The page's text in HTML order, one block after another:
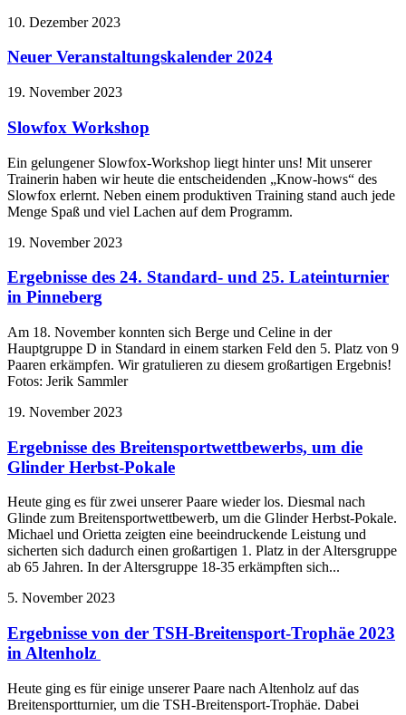
10. Dezember 2023
Neuer Veranstaltungskalender 2024
19. November 2023
Slowfox Workshop
Ein gelungener Slowfox-Workshop liegt hinter uns! Mit unserer
Trainerin haben wir heute die entscheidenden „Know-hows“ des
Slowfox erlernt. Neben einem produktiven Training stand auch jede
Menge Spaß und viel Lachen auf dem Programm.
19. November 2023
Ergebnisse des 24. Standard- und 25. Lateinturnier
in Pinneberg
Am 18. November konnten sich Berge und Celine in der
Hauptgruppe D in Standard in einem starken Feld den 5. Platz von 9
Paaren erkämpfen. Wir gratulieren zu diesem großartigen Ergebnis!
Fotos: Jerik Sammler
19. November 2023
Ergebnisse des Breitensportwettbewerbs, um die
Glinder Herbst-Pokale
Heute ging es für zwei unserer Paare wieder los. Diesmal nach
Glinde zum Breitensportwettbewerb, um die Glinder Herbst-Pokale.
Michael und Orietta zeigten eine beeindruckende Leistung und
sicherten sich dadurch einen großartigen 1. Platz in der Altersgruppe
ab 65 Jahren. In der Altersgruppe 18-35 erkämpften sich...
5. November 2023
Ergebnisse von der TSH-Breitensport-Trophäe 2023
in Altenholz
Heute ging es für einige unserer Paare nach Altenholz auf das
Breitensportturnier, um die TSH-Breitensport-Trophäe. Dabei